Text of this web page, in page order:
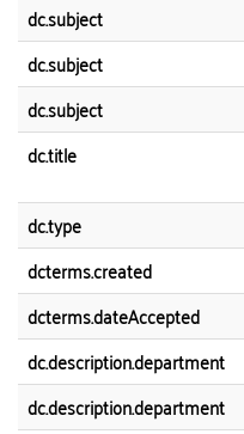
dc.subject
dc.subject
dc.subject
dc.title
dc.type
dcterms.created
dcterms.dateAccepted
dc.description.department
dc.description.department